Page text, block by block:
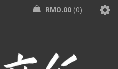
RM0.00 0